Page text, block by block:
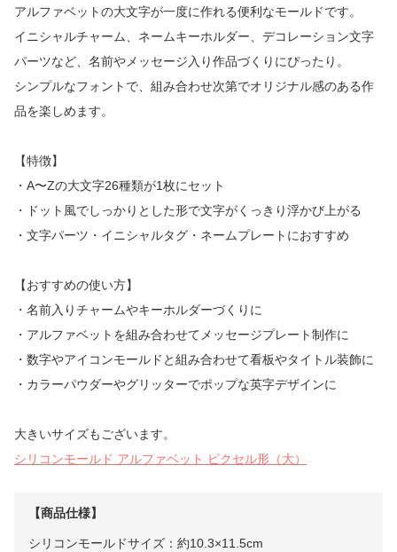
アルファベットの大文字が一度に作れる便利なモールドです。
イニシャルチャーム、ネームキーホルダー、デコレーション文字
パーツなど、名前やメッセージ入り作品づくりにぴったり。
シンプルなフォントで、組み合わせ次第でオリジナル感のある作
品を楽しめます。
【特徴】
・A〜Zの大文字26種類が1枚にセット
・ドット風でしっかりとした形で文字がくっきり浮かび上がる
・文字パーツ・イニシャルタグ・ネームプレートにおすすめ
【おすすめの使い方】
・名前入りチャームやキーホルダーづくりに
・アルファベットを組み合わせてメッセージプレート制作に
・数字やアイコンモールドと組み合わせて看板やタイトル装飾に
・カラーパウダーやグリッターでポップな英字デザインに
大きいサイズもございます。
シリコンモールド アルファベット ピクセル形（大）
【商品仕様】
シリコンモールドサイズ：約10.3×11.5cm